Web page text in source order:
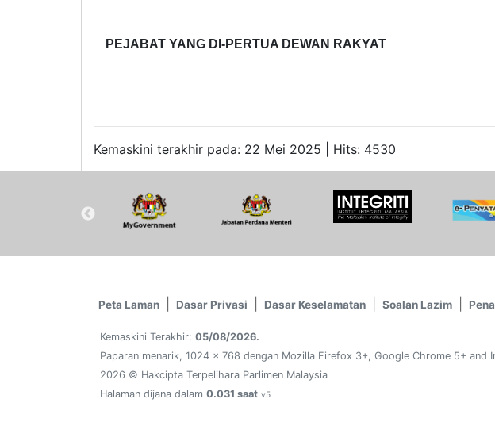
PEJABAT YANG DI-PERTUA DEWAN RAKYAT
Kemaskini terakhir pada: 22 Mei 2025 | Hits: 4530
Peta Laman Dasar Privasi Dasar Keselamatan Soalan Lazim
Kemaskini Terakhir: 05/08/2026.
Paparan menarik, 1024 x 768 dengan Mozilla Firefox 3+, Google Chrome 5+ and
2026 © Hakcipta Terpelihara Parlimen Malaysia
Halaman dijana dalam 0.031 saat v5